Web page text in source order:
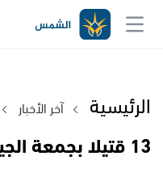
الرئيسية آخر الأخبار
13 قتيلا بجمعة الجيش الحر في سوريا